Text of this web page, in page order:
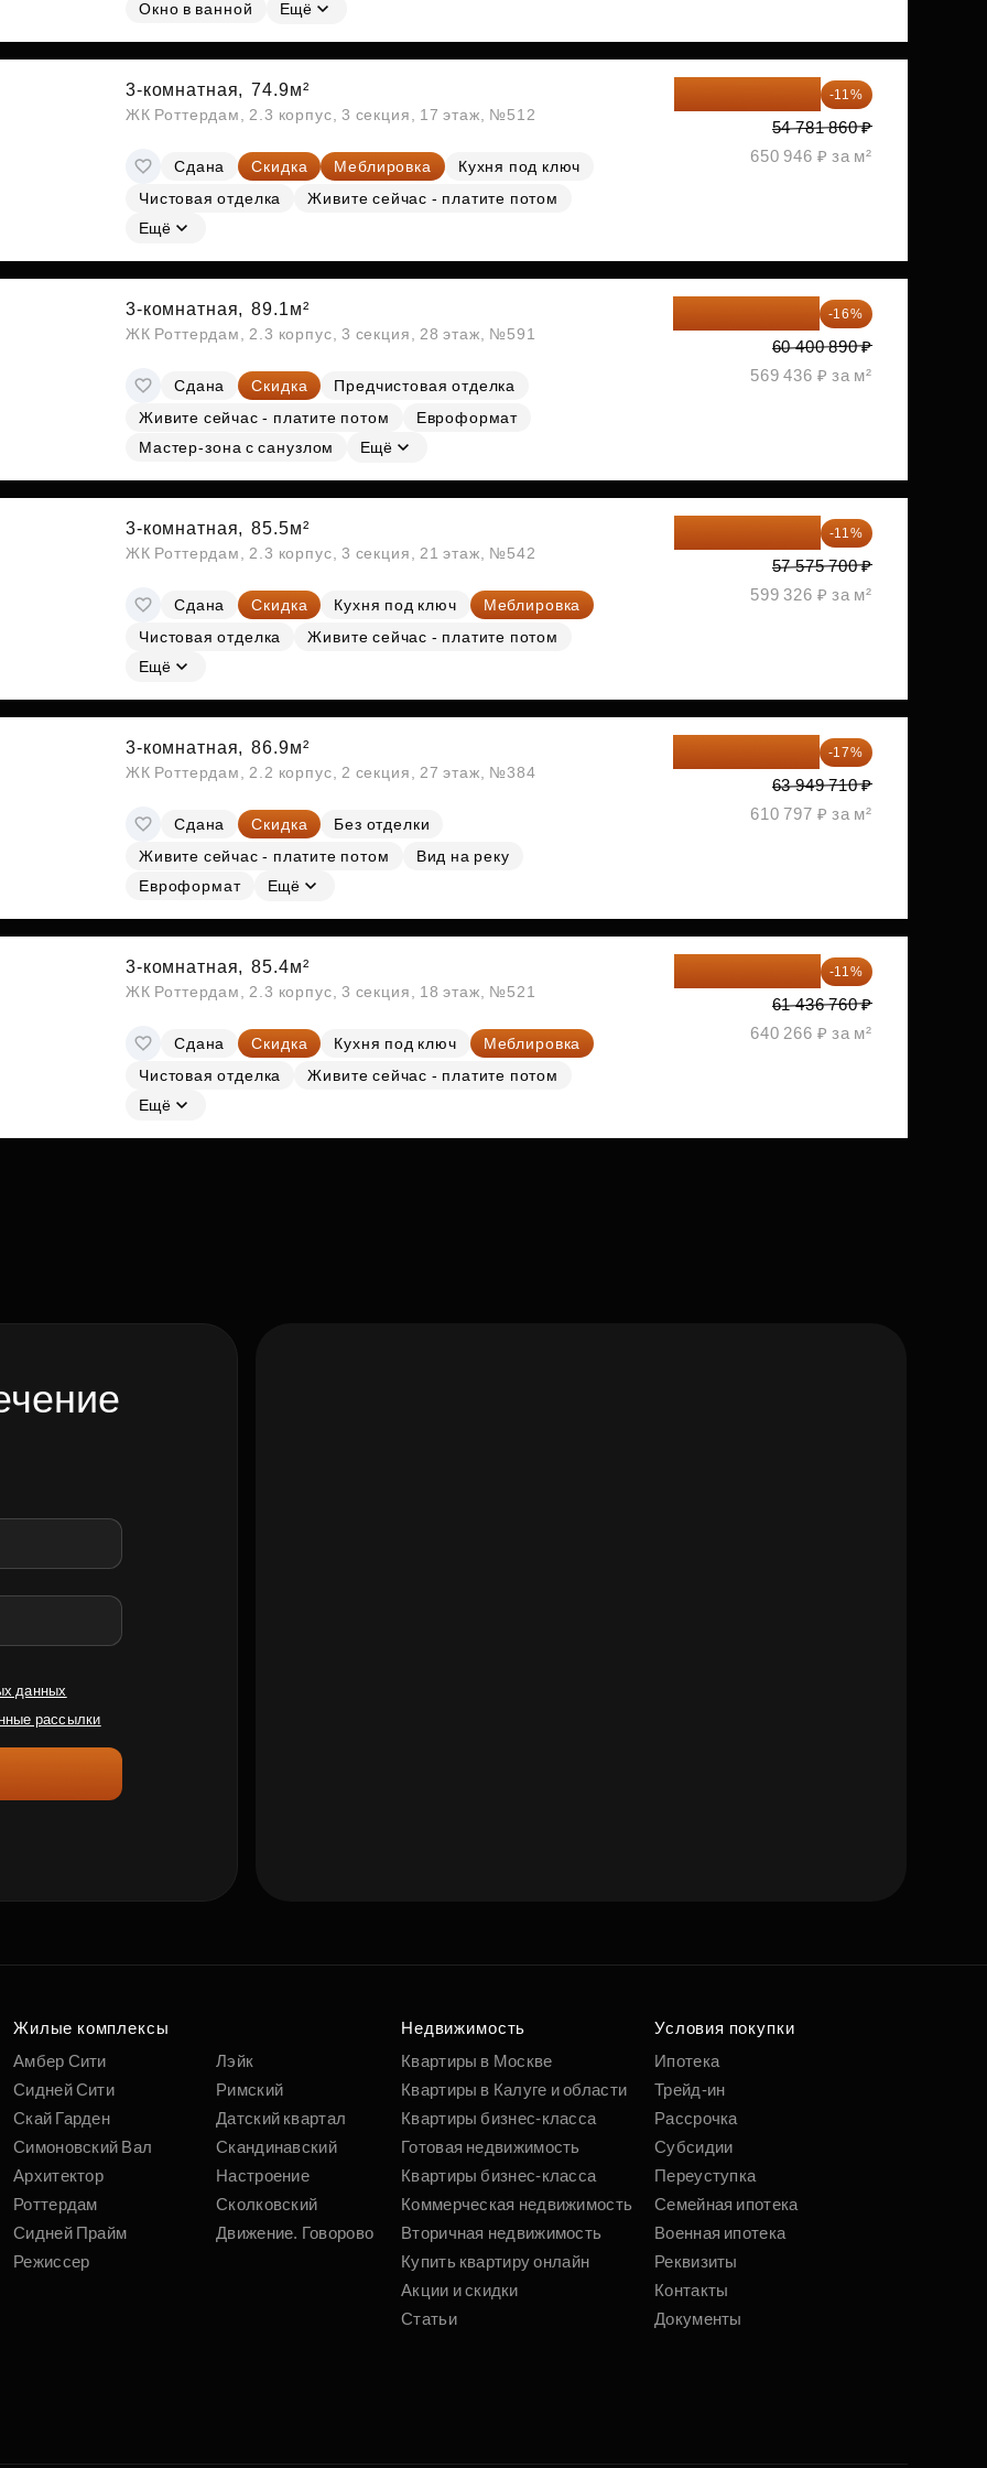
СубсидииОкно в ванной
Ещё
3-комнатная, 74.9м²
ЖК Роттердам, 2.3 корпус, 3 секция, 17 этаж, №512
Сдана Скидка Меблировка
Кухня под ключ
Чистовая отделка
Живите сейчас - платите потом
Ещё
-11%
54 781 860 ₽
650 946 ₽ за м²
3-комнатная, 89.1м²
ЖК Роттердам, 2.3 корпус, 3 секция, 28 этаж, №591
Сдана Скидка
Предчистовая отделка
Живите сейчас - платите потом
Евроформат
Мастер-зона с санузлом
Ещё
-16%
60 400 890 ₽
569 436 ₽ за м²
3-комнатная, 85.5м²
ЖК Роттердам, 2.3 корпус, 3 секция, 21 этаж, №542
Сдана Скидка Кухня под ключ
Меблировка
Чистовая отделка
Живите сейчас - платите потом
Ещё
-11%
57 575 700 ₽
599 326 ₽ за м²
3-комнатная, 86.9м²
ЖК Роттердам, 2.2 корпус, 2 секция, 27 этаж, №384
Сдана Скидка
Без отделки
Живите сейчас - платите потом
Вид на реку
Евроформат
Ещё
-17%
63 949 710 ₽
610 797 ₽ за м²
3-комнатная, 85.4м²
ЖК Роттердам, 2.3 корпус, 3 секция, 18 этаж, №521
Сдана Скидка Кухня под ключ
Меблировка
Чистовая отделка
Живите сейчас - платите потом
Ещё
-11%
61 436 760 ₽
640 266 ₽ за м²
данных
рассылки
Жилые комплексы
Амбер Сити
Сидней Сити
Скай Гарден
Симоновский Вал
Архитектор
Роттердам
Сидней Прайм
Режиссер
Лэйк
Римский
Датский квартал
Скандинавский
Настроение
Сколковский
Движение. Говорово
Недвижимость
Квартиры в Москве
Квартиры в Калуге и области
Квартиры бизнес-класса
Готовая недвижимость
Квартиры бизнес-класса
Коммерческая недвижимость
Вторичная недвижимость
Купить квартиру онлайн
Акции и скидки
Статьи
Условия покупки
Ипотека
Трейд-ин
Рассрочка
Субсидии
Переуступка
Семейная ипотека
Военная ипотека
Реквизиты
Контакты
Документы